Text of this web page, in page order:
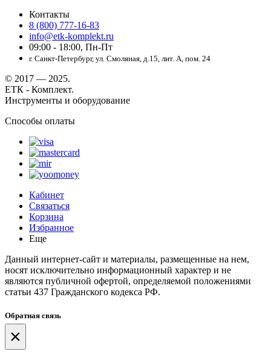
Контакты
8 (800) 777-16-83
info@etk-komplekt.ru
09:00 - 18:00, Пн-Пт
г. Санкт-Петербург, ул. Смоляная, д.15, лит. А, пом. 24
© 2017 — 2025.
ЕТК - Комплект.
Инструменты и оборудование
Способы оплаты
Кабинет
Связаться
Корзина
Избранное
Еще
Данный интернет-сайт и материалы, размещенные на нем,
носят исключительно информационный характер и не
являются публичной офертой, определяемой положениями
статьи 437 Гражданского кодекса РФ.
Обратная связь
×